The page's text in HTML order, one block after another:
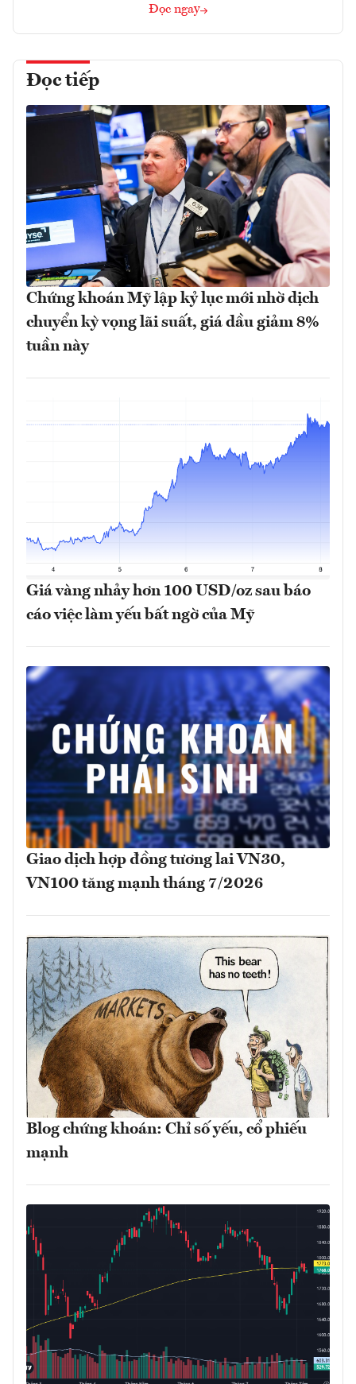
Đọc ngay
Đọc tiếp
Chứng khoán Mỹ lập kỷ lục mới nhờ dịch
chuyển kỳ vọng lãi suất, giá dầu giảm 8%
tuần này
Giá vàng nhảy hơn 100 USD/oz sau báo
cáo việc làm yếu bất ngờ của Mỹ
Giao dịch hợp đồng tương lai VN30,
VN100 tăng mạnh tháng 7/2026
Blog chứng khoán: Chỉ số yếu, cổ phiếu
mạnh